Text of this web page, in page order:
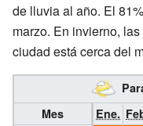
de lluvia al año. El
marzo. En invierno,
ciudad está cerca del
Mes
Ene.